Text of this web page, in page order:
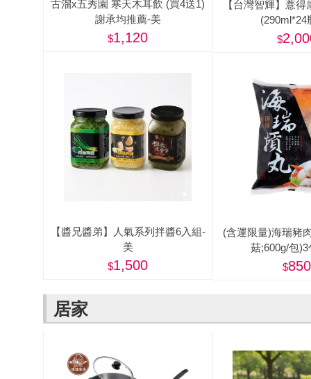
古溜x五秀園 寒天木耳飲 (買4送1)
謝承均推薦-美
1,120
【台灣智輝】薏
(290ml*24
【醬兄醬弟】人氣系列拌醬6入組-
美
1,500
(含運限量)海瑞豬
菇;600g/包
850
居家